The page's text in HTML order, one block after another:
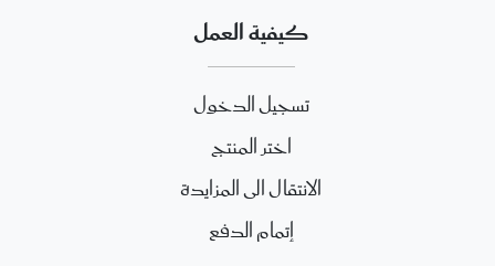
كيفية العمل
تسجيل الدخول
اختر المنتج
الانتقال الى المزايدة
إتمام الدفع